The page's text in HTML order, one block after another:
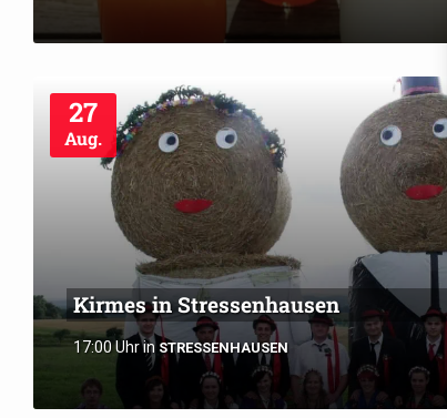
27
Aug.
Kirmes in Stressenhausen
17:00 Uhrin STRESSENHAUSEN